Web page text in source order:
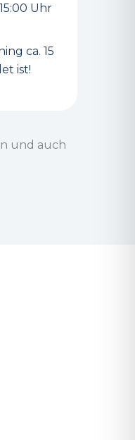
Uhr
ca. 15
ist!
und auch